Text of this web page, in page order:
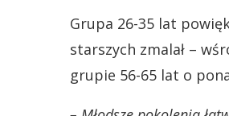
Grupa 26-35 lat
starszych zmalał –
grupie 56-65 lat o